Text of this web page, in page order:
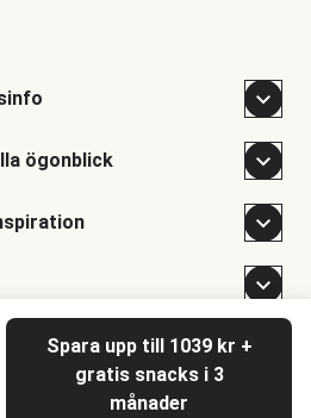
Spara upp till 1039 kr +
gratis snacks i 3
månader
Hellofresh2026
ögonblick